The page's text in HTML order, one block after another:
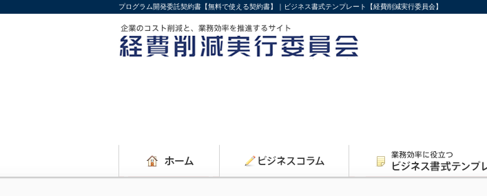
プログラム開発委託契約書【無料で使える契約書】｜ビジネス書式テンプレート【経費削減実行委員会】